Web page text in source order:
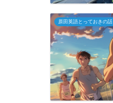
原田英語とっておきの話